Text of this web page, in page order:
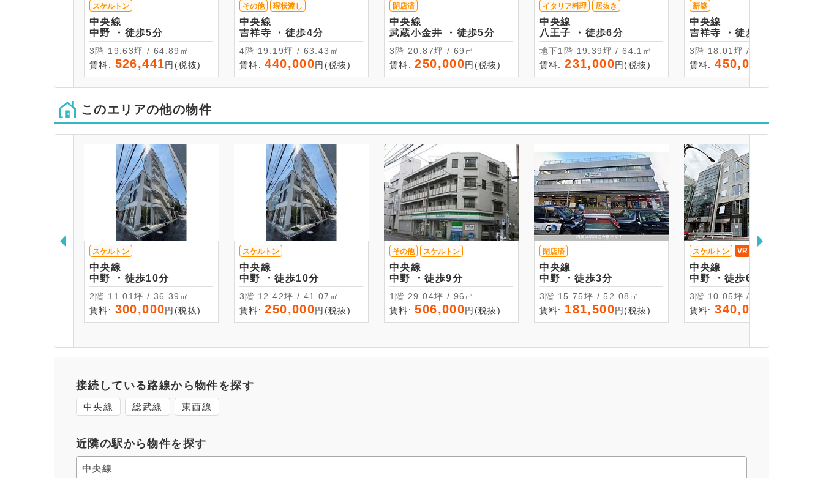
スケルトン
中央線
中野 ・徒歩5分
3階 19.63坪 / 64.89㎡
賃料: 526,441円(税抜)
その他 現状渡し
中央線
吉祥寺 ・徒歩4分
4階 19.19坪 / 63.43㎡
賃料:440,000円(税抜)
閉店済
中央線
武蔵小金井 ・徒歩5分
3階 20.87坪 / 69㎡
賃料:250,000円(税抜)
イタリア料理 居抜き
中央線
八王子 ・徒歩6分
地下1階 19.39坪 / 64.1㎡
賃料:231,000円(税抜)
新築
中央線
吉祥寺 ・徒歩7分
3階 18.01坪 / 59.54㎡
賃料:450,000
このエリアの他の物件
スケルトン
中央線
中野 ・徒歩10分
2階 11.01坪 / 36.39㎡
賃料: 300,000円(税抜)
スケルトン
中央線
中野 ・徒歩10分
3階 12.42坪 / 41.07㎡
賃料:250,000円(税抜)
その他 スケルトン
中央線
中野 ・徒歩9分
1階 29.04坪 / 96㎡
賃料:506,000円(税抜)
閉店済
中央線
中野 ・徒歩3分
3階 15.75坪 / 52.08㎡
賃料: 181,500円(税抜)
スケルトン VR
中央線
中野 ・徒歩6分
3階 10.05坪 / 33.23㎡
賃料:340,000
接続している路線から物件を探す
中央線 総武線 東西線
近隣の駅から物件を探す
中央線